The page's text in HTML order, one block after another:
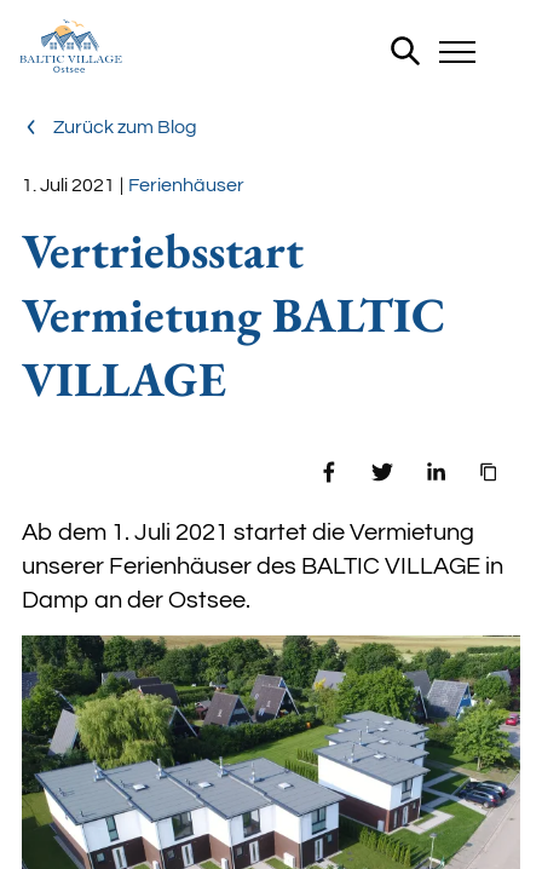
FERIENHÄUSER
Zurück zum Blog
1. Juli 2021 Ferienhäuser
Vertriebsstart
Vermietung BALTIC
VILLAGE
Ab dem 1. Juli 2021 startet die Vermietung
unserer Ferienhäuser des BALTIC VILLAGE in
Damp an der Ostsee.